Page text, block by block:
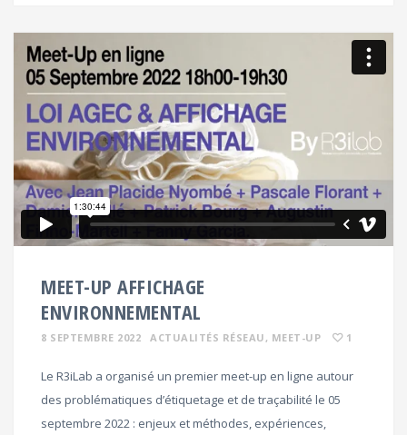
MEET-UP AFFICHAGE
ENVIRONNEMENTAL
8 SEPTEMBRE 2022 ACTUALITÉS RÉSEAU , MEET-UP 1
Le R3iLab a organisé un premier meet-up en ligne autour
des problématiques d’étiquetage et de traçabilité le 05
septembre 2022 : enjeux et méthodes, expériences,